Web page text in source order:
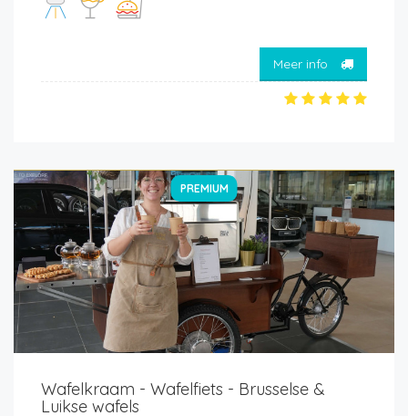
Meer info
PREMIUM
Wafelkraam - Wafelfiets - Brusselse &
Luikse wafels